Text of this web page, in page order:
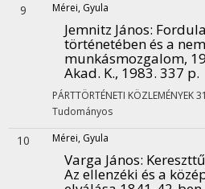
9 Mérei, Gyula
Jemnitz János:
történetében és a
munkásmozgalom,
Akad. K., 1983. 337 p.
PÁRTTÖRTÉNETI KÖZLEMÉNYEK31
Tudományos
10 Mérei, Gyula
Varga János:
Az ellenzéki és a